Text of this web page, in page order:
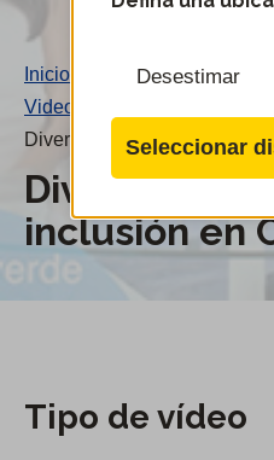
servicio
móvil
de
Cal
Water
Desestimar
Seleccionar
de
distrito
Inicio
Videos
Diversidad, equidad e
Diversidad,
inclusión en
Tipo de vídeo